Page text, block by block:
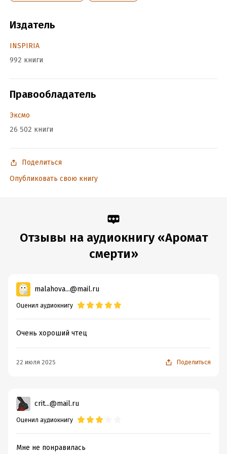
Подробная информация
Дата написания:
Год издания:
Переводчик: Ирина Голыбина
Издатель
INSPIRIA
992 книги
Правообладатель
Эксмо
26 502 книги
Поделиться
Опубликовать свою книгу
Отзывы на аудиокнигу «Аромат
смерти»
malahova...@mail.ru
Оценил аудиокнигу
Очень хороший чтец
22 июля 2025 Поделиться
crit...@mail.ru
Оценил аудиокнигу
Мне не понравилась